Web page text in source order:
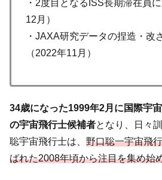
・2度目となるISS長期滞在員
12月）
・JAXA研究データの捏造・改
（2022年11月）
34歳になった1999年2月に国際宇
の宇宙飛行士候補者となり、日々
聡宇宙飛行士は、 野口聡一宇宙飛
ばれた2008年頃から注目を集め始